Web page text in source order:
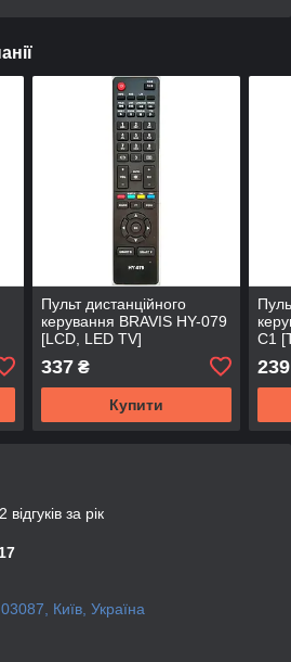
Пульт дистанційного
керування BRAVIS HY-079
[LCD, LED TV]
337₴
Купити
C1
239
за рік
Київ, Україна